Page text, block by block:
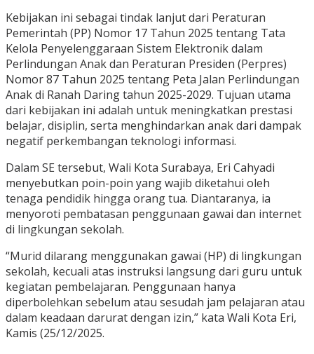
Kebijakan ini sebagai tindak lanjut dari Peraturan
Pemerintah (PP) Nomor 17 Tahun 2025 tentang Tata
Kelola Penyelenggaraan Sistem Elektronik dalam
Perlindungan Anak dan Peraturan Presiden (Perpres)
Nomor 87 Tahun 2025 tentang Peta Jalan Perlindungan
Anak di Ranah Daring tahun 2025-2029. Tujuan utama
dari kebijakan ini adalah untuk meningkatkan prestasi
belajar, disiplin, serta menghindarkan anak dari dampak
negatif perkembangan teknologi informasi.
Dalam SE tersebut, Wali Kota Surabaya, Eri Cahyadi
menyebutkan poin-poin yang wajib diketahui oleh
tenaga pendidik hingga orang tua. Diantaranya, ia
menyoroti pembatasan penggunaan gawai dan internet
di lingkungan sekolah.
“Murid dilarang menggunakan gawai (HP) di lingkungan
sekolah, kecuali atas instruksi langsung dari guru untuk
kegiatan pembelajaran. Penggunaan hanya
diperbolehkan sebelum atau sesudah jam pelajaran atau
dalam keadaan darurat dengan izin,” kata Wali Kota Eri,
Kamis (25/12/2025.